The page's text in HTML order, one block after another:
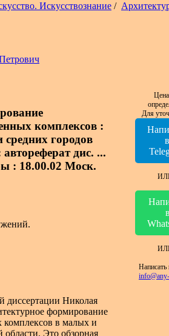
Искусствознание /
комплексов :
городов
дис. ...
: 18.00.02 Моск.
диссертации Николая
формирование
в малых и
области. Это обзорная
Для
в
в
Написать